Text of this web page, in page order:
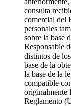
consulta
comercial del
personales
sobre la base
Responsable
distintos de
base de la
la base de la
compatible
originalmente
Reglamento